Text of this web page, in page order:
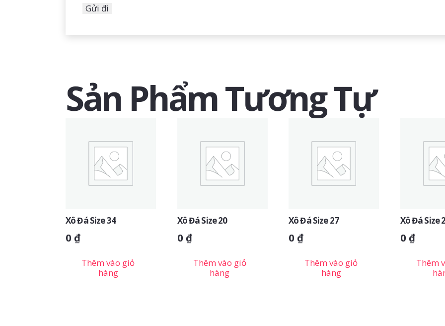
Sản Phẩm Tương Tự
Xô Đá Size 34
0 ₫
Thêm vào giỏ
hàng
Xô Đá Size 20
0 ₫
Thêm vào giỏ
hàng
Xô Đá Size 27
0 ₫
Thêm vào giỏ
hàng
Xô Đá Size
0 ₫
Thêm